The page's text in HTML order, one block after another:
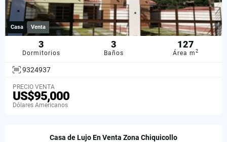
Casa Venta
3
Dormitorios
3
Baños
127
Área m2
9324937
PRECIO VENTA
US$95,000
Dólares Americanos
Casa de Lujo En Venta Zona Chiquicollo